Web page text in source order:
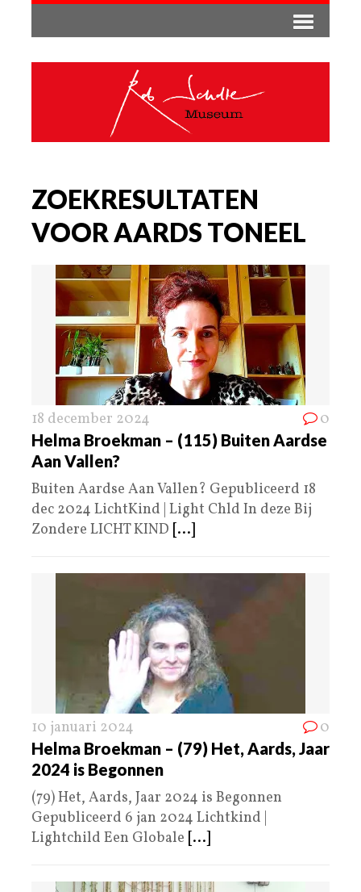
ZOEKRESULTATEN
VOOR AARDS TONEEL
18 december 2024 0
Helma Broekman – (115) Buiten Aardse
Aan Vallen?
Buiten Aardse Aan Vallen? Gepubliceerd 18
dec 2024 LichtKind | Light Chld In deze Bij
Zondere LICHT KIND [...]
10 januari 2024 0
Helma Broekman – (79) Het, Aards, Jaar
2024 is Begonnen
(79) Het, Aards, Jaar 2024 is Begonnen
Gepubliceerd 6 jan 2024 Lichtkind |
Lightchild Een Globale [...]